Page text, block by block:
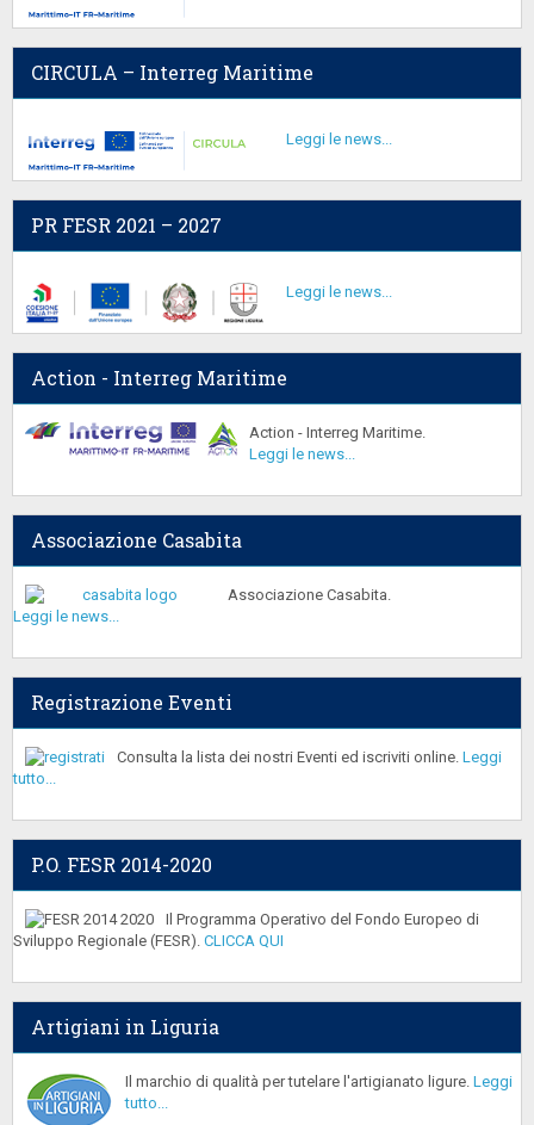
CIRCULA – Interreg Maritime
Leggi le news...
PR FESR 2021 – 2027
Leggi le news...
Action - Interreg Maritime
Action - Interreg Maritime.
Leggi le news...
Associazione Casabita
Associazione Casabita.
Leggi le news...
Registrazione Eventi
Consulta la lista dei nostri Eventi ed iscriviti online. Leggi
tutto...
P.O. FESR 2014-2020
Il Programma Operativo del Fondo Europeo di
Sviluppo Regionale (FESR). CLICCA QUI
Artigiani in Liguria
Il marchio di qualità per tutelare l'artigianato ligure. Leggi
tutto...